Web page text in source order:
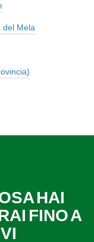
del Mela
HAI
FINO A